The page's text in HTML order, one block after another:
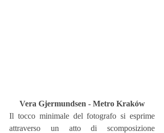
Vera Gjermundsen - Metro Kraków
Il tocco minimale del fotografo si esprime
attraverso un atto di scomposizione